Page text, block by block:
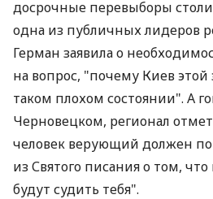
досрочные перевыборы
одна из публичных лидеров
Герман заявила о
на вопрос, "почему Киев
таком плохом состоянии". А
Черновецком, регионал
человек верующий должен
из Святого писания о том,
будут судить тебя".